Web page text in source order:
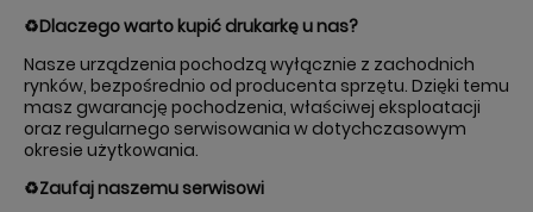
♻️Dlaczego warto kupić drukarkę u nas?
Nasze urządzenia pochodzą wyłącznie z zachodnich
rynków, bezpośrednio od producenta sprzętu. Dzięki temu
masz gwarancję pochodzenia, właściwej eksploatacji
oraz regularnego serwisowania w dotychczasowym
okresie użytkowania.
♻️Zaufaj naszemu serwisowi